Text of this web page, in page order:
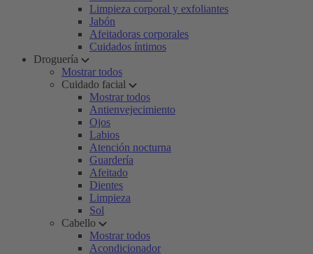
Limpieza corporal y exfoliantes
Jabón
Afeitadoras corporales
Cuidados íntimos
Droguería
Mostrar todos
Cuidado facial
Mostrar todos
Antienvejecimiento
Ojos
Labios
Atención nocturna
Guardería
Afeitado
Dientes
Limpieza
Sol
Cabello
Mostrar todos
Acondicionador